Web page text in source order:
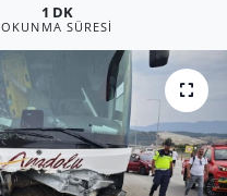
1 DK
OKUNMA SÜRESI